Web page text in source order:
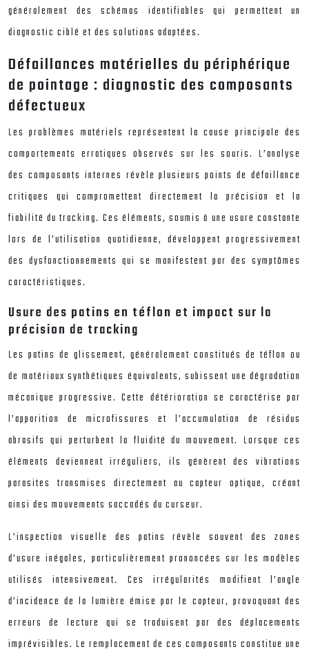
généralement des schémas identifiables qui permettent un
diagnostic ciblé et des solutions adaptées.
Défaillances matérielles du périphérique
de pointage : diagnostic des composants
défectueux
Les problèmes matériels représentent la cause principale des
comportements erratiques observés sur les souris. L’analyse
des composants internes révèle plusieurs points de défaillance
critiques qui compromettent directement la précision et la
fiabilité du tracking. Ces éléments, soumis à une usure constante
lors de l’utilisation quotidienne, développent progressivement
des dysfonctionnements qui se manifestent par des symptômes
caractéristiques.
Usure des patins en téflon et impact sur la
précision de tracking
Les patins de glissement, généralement constitués de téflon ou
de matériaux synthétiques équivalents, subissent une dégradation
mécanique progressive. Cette détérioration se caractérise par
l’apparition de microfissures et l’accumulation de résidus
abrasifs qui perturbent la fluidité du mouvement. Lorsque ces
éléments deviennent irréguliers, ils génèrent des vibrations
parasites transmises directement au capteur optique, créant
ainsi des mouvements saccadés du curseur.
L’inspection visuelle des patins révèle souvent des zones
d’usure inégales, particulièrement prononcées sur les modèles
utilisés intensivement. Ces irrégularités modifient l’angle
d’incidence de la lumière émise par le capteur, provoquant des
erreurs de lecture qui se traduisent par des déplacements
imprévisibles. Le remplacement de ces composants constitue une